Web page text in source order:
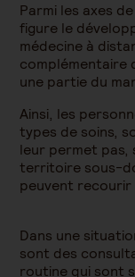
Parmi les axes
figure le
médecine à
complémentaire
une partie du
Ainsi, les
types de soins,
leur permet pas,
territoire sous-
peuvent recourir
Dans une
sont des
routine qui sont